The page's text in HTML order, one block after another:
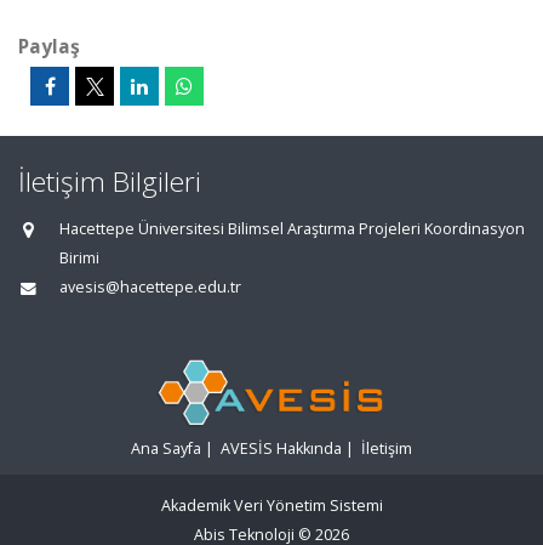
Paylaş
İletişim Bilgileri
Hacettepe Üniversitesi Bilimsel Araştırma Projeleri Koordinasyon
Birimi
avesis@hacettepe.edu.tr
Ana Sayfa | AVESİS Hakkında | İletişim
Akademik Veri Yönetim Sistemi
Abis Teknoloji © 2026